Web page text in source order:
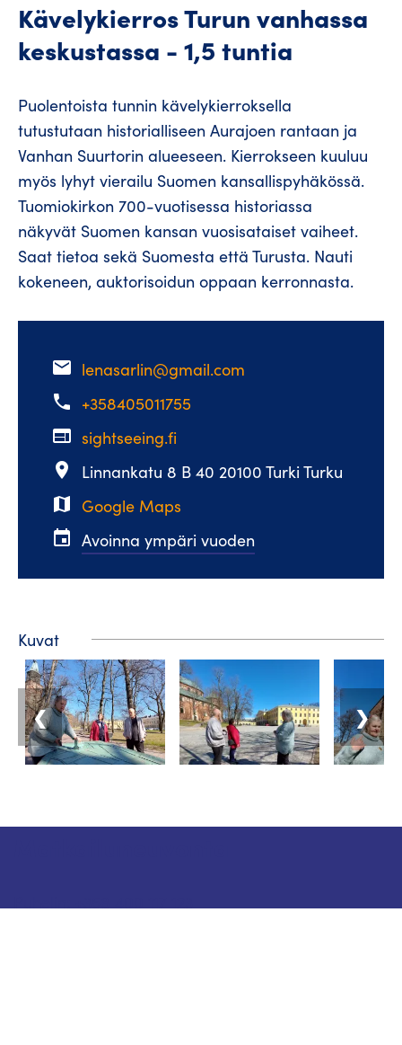
Kävelykierros Turun vanhassa
keskustassa - 1,5 tuntia
Puolentoista tunnin kävelykierroksella
tutustutaan historialliseen Aurajoen rantaan ja
Vanhan Suurtorin alueeseen. Kierrokseen kuuluu
myös lyhyt vierailu Suomen kansallispyhäkössä.
Tuomiokirkon 700-vuotisessa historiassa
näkyvät Suomen kansan vuosisataiset vaiheet.
Saat tietoa sekä Suomesta että Turusta. Nauti
kokeneen, auktorisoidun oppaan kerronnasta.
email lenasarlin@gmail.com
phone +358405011755
web sightseeing.fi
place
Linnankatu 8 B 40 20100 Turki Turku
map Google Maps
event Avoinna ympäri vuoden
Kuvat
❮ ❯